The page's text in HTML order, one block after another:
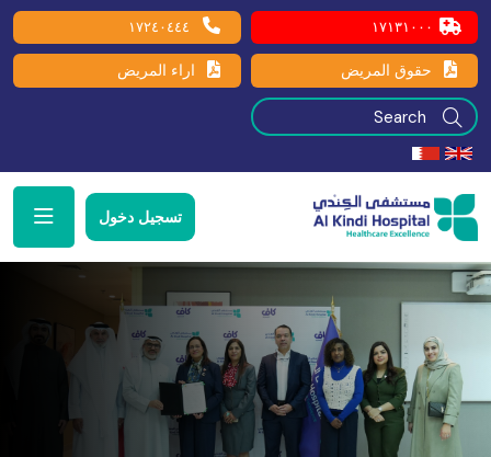
١٧١٣١٠٠٠ ١٧٢٤٠٤٤٤
حقوق المريض اراء المريض
تسجيل دخول